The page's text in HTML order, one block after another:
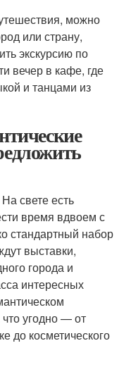
можно
или страну,
экскурсию по
вечер в кафе, где
и танцами из
свете есть
время вдвоем с
стандартный набор
выставки,
города и
интересных
угодно — от
до косметического